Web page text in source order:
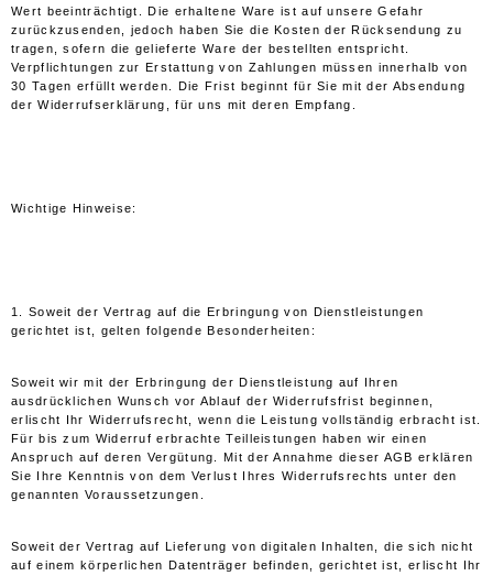
Wert beeinträchtigt. Die erhaltene Ware ist auf unsere Gefahr
zurückzusenden, jedoch haben Sie die Kosten der Rücksendung zu
tragen, sofern die gelieferte Ware der bestellten entspricht.
Verpflichtungen zur Erstattung von Zahlungen müssen innerhalb von
30 Tagen erfüllt werden. Die Frist beginnt für Sie mit der Absendung
der Widerrufserklärung, für uns mit deren Empfang.
Wichtige Hinweise:
1. Soweit der Vertrag auf die Erbringung von Dienstleistungen
gerichtet ist, gelten folgende Besonderheiten:
Soweit wir mit der Erbringung der Dienstleistung auf Ihren
ausdrücklichen Wunsch vor Ablauf der Widerrufsfrist beginnen,
erlischt Ihr Widerrufsrecht, wenn die Leistung vollständig erbracht ist.
Für bis zum Widerruf erbrachte Teilleistungen haben wir einen
Anspruch auf deren Vergütung. Mit der Annahme dieser AGB erklären
Sie Ihre Kenntnis von dem Verlust Ihres Widerrufsrechts unter den
genannten Voraussetzungen.
Soweit der Vertrag auf Lieferung von digitalen Inhalten, die sich nicht
auf einem körperlichen Datenträger befinden, gerichtet ist, erlischt Ihr